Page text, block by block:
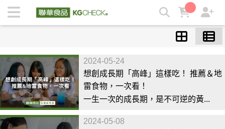
/ 保健知識 / 保健大解密 | KGCHECK聯華食品生醫研究室
2024-05-24
想創成長期「高峰」這樣吃！ 推薦＆地
雷食物，一次看！
一生一次的成長期，是不可逆的黃...
2024-05-08